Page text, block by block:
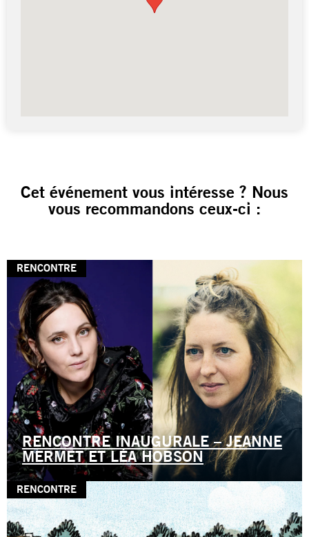
Cet événement vous intéresse ? Nous
vous recommandons ceux-ci :
RENCONTRE
RENCONTRE INAUGURALE – JEANNE
MERMET ET LÉA HOBSON
RENCONTRE